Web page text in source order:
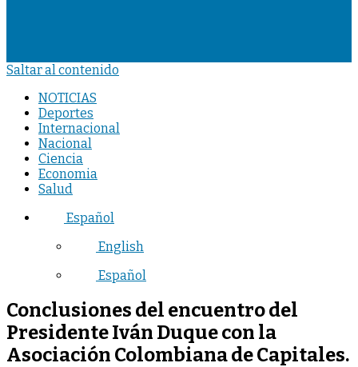
Saltar al contenido
NOTICIAS
Deportes
Internacional
Nacional
Ciencia
Economia
Salud
Español
English
Español
Conclusiones del encuentro del
Presidente Iván Duque con la
Asociación Colombiana de Capitales.